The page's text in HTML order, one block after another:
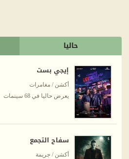
حاليا
إيجي بست
أكشن / مغامرات
يعرض حاليا في 68 سينمات
سفاح التجمع
أكشن / جريمة